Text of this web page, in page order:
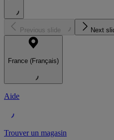
Previous slide Next
France (Français)
Aide
Trouver un magasin